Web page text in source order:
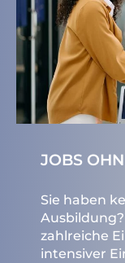
JOBS
Sie haben
zahlreiche
intensiver